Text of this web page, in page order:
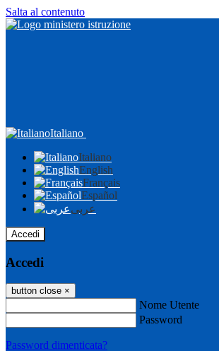
Salta al contenuto
Italiano
Italiano
English
Français
Español
عربى
Accedi
Accedi
button close ×
Nome Utente
Password
Password dimenticata?